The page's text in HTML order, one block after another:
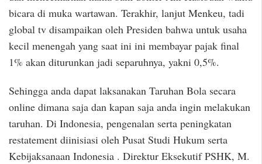
bicara di muka wartawan. Terakhir, lanjut Menkeu, tadi
global tv disampaikan oleh Presiden bahwa untuk usaha
kecil menengah yang saat ini ini membayar pajak final
1% akan diturunkan jadi separuhnya, yakni 0,5%.
Sehingga anda dapat laksanakan Taruhan Bola secara
online dimana saja dan kapan saja anda ingin melakukan
taruhan. Di Indonesia, pengenalan serta peningkatan
restatement diinisiasi oleh Pusat Studi Hukum serta
Kebijaksanaan Indonesia . Direktur Eksekutif PSHK, M.